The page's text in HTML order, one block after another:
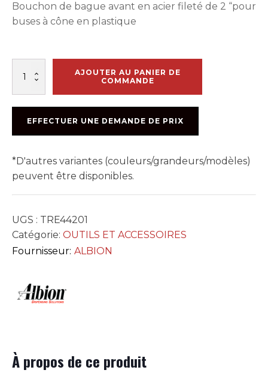
Bouchon de bague avant en acier fileté de 2 “pour
buses à cône en plastique
RING
#421-
G01
AJOUTER AU PANIER DE
COMMANDE
EFFECTUER UNE DEMANDE DE PRIX
*D'autres variantes (couleurs/grandeurs/modèles)
peuvent être disponibles.
UGS : TRE44201
Catégorie: OUTILS ET ACCESSOIRES
Fournisseur: ALBION
À propos de ce produit